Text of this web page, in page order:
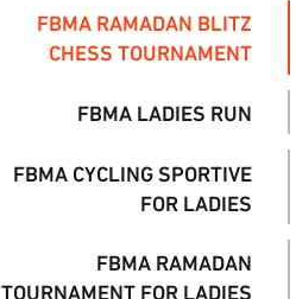
FBMA RAMADAN BLITZ
CHESS TOURNAMENT
FBMA LADIES RUN
FBMA CYCLING SPORTIVE
FOR LADIES
FBMA RAMADAN
TOURNAMENT FOR LADIES